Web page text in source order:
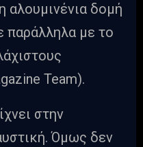
αλουμινένια δομή
παράλληλα με το
Team).
στην
Όμως δεν